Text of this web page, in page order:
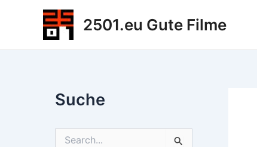
2501.eu Gute Filme
Suche